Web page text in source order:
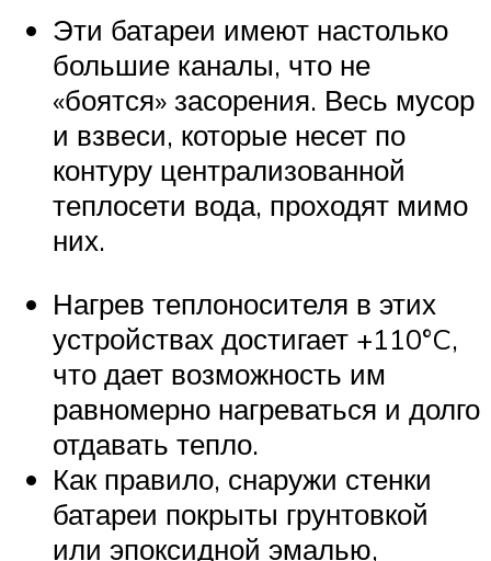
Эти батареи имеют настолько
большие каналы, что не
«боятся» засорения. Весь мусор
и взвеси, которые несет по
контуру централизованной
теплосети вода, проходят мимо
них.
Нагрев теплоносителя в этих
устройствах достигает +110°C,
что дает возможность им
равномерно нагреваться и долго
отдавать тепло.
Как правило, снаружи стенки
батареи покрыты грунтовкой
или эпоксидной эмалью,